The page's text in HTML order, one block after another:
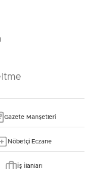
Gazete Manşetleri
Nöbetçi Eczane
İş İlanları